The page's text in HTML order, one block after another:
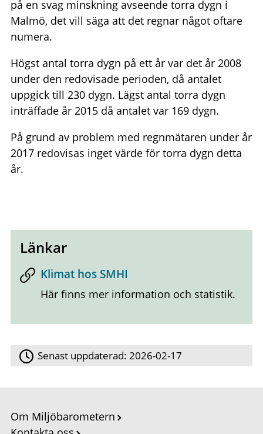
på en svag minskning avseende torra dygn i
Malmö, det vill säga att det regnar något oftare
numera.
Högst antal torra dygn på ett år var det år 2008
under den redovisade perioden, då antalet
uppgick till 230 dygn. Lägst antal torra dygn
inträffade år 2015 då antalet var 169 dygn.
På grund av problem med regnmätaren under år
2017 redovisas inget värde för torra dygn detta
år.
Länkar
Klimat hos SMHI
Här finns mer information och statistik.
Senast uppdaterad:2026-02-17
Om Miljöbarometern